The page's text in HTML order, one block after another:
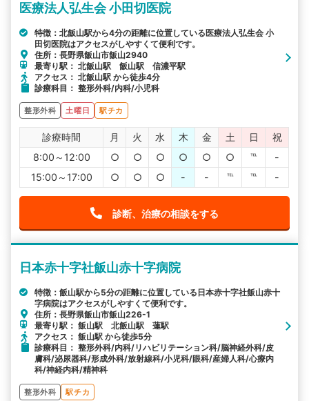
医療法人弘生会 小田切医院
特徴：北飯山駅から4分の距離に位置している医療法人弘生会 小
田切医院はアクセスがしやすくて便利です。
住所：長野県飯山市飯山2940
最寄り駅： 北飯山駅 飯山駅 信濃平駅
アクセス： 北飯山駅 から徒歩4分
診療科目： 整形外科/内科/小児科
整形外科 土曜日 駅チカ
診療時間 月 火 水 木 金 土 日
祝
8:00～12:00
○ ○ ○ ○ ○ ○ ℡
-
15:00～17:00
○ ○ ○ - - ℡ ℡ -
診断、治療の相談をする
日本赤十字社飯山赤十字病院
特徴：飯山駅から5分の距離に位置している日本赤十字社飯山赤十
字病院はアクセスがしやすくて便利です。
住所：長野県飯山市飯山226-1
最寄り駅： 飯山駅 北飯山駅 蓮駅
アクセス： 飯山駅 から徒歩5分
診療科目： 整形外科/内科/リハビリテーション科/脳神経外科/皮
膚科/泌尿器科/形成外科/放射線科/小児科/眼科/産婦人科/心療内
科/神経内科/精神科
整形外科 駅チカ